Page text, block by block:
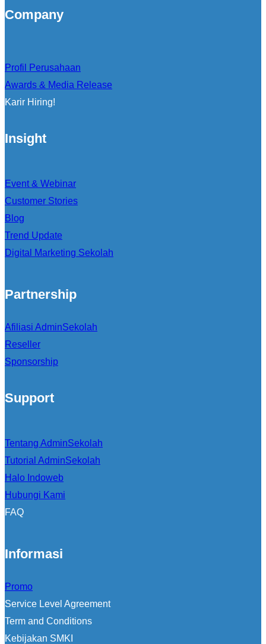
Company
Profil Perusahaan
Awards & Media Release
Karir Hiring!
Insight
Event & Webinar
Customer Stories
Blog
Trend Update
Digital Marketing Sekolah
Partnership
Afiliasi AdminSekolah
Reseller
Sponsorship
Support
Tentang AdminSekolah
Tutorial AdminSekolah
Halo Indoweb
Hubungi Kami
FAQ
Informasi
Promo
Service Level Agreement
Term and Conditions
Kebijakan SMKI